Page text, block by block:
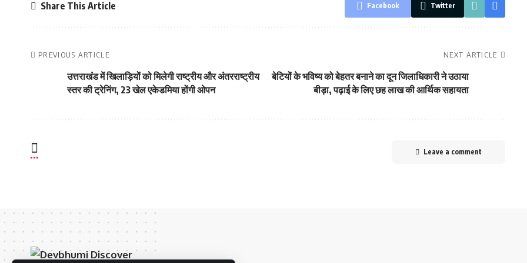
Share This Article Facebook Twitter
PREVIOUS ARTICLE
उत्तराखंड में खिलाड़ियों को मिलेगी राष्ट्रीय और अंतरराष्ट्रीय
स्तर की ट्रेनिंग, 23 खेल एकेडमिया होंगी ओपन
NEXT ARTICLE
बेटियों के भविष्य को बेहतर बनाने का दून जिलाधिकारी ने उठाया
बीड़ा, पढ़ाई के लिए छह लाख की आर्थिक सहायता
Leave a comment